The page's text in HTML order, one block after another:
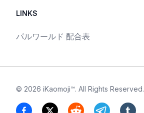
LINKS
パルワールド 配合表
© 2026 iKaomoji™. All Rights Reserved.